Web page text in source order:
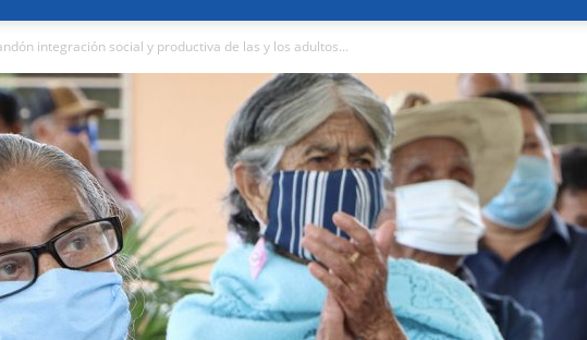
integración social y productiva de las y los adultos...